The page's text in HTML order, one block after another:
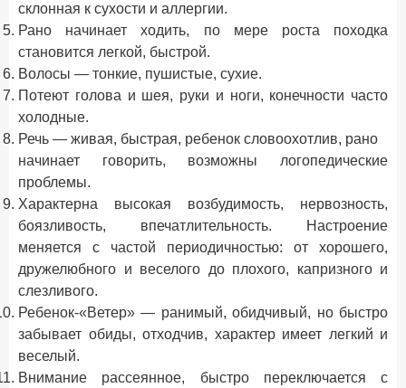
склонная к сухости и аллергии.
Рано начинает ходить, по мере роста походка
становится легкой, быстрой.
Волосы — тонкие, пушистые, сухие.
Потеют голова и шея, руки и ноги, конечности часто
холодные.
Речь — живая, быстрая, ребенок словоохотлив, рано
начинает говорить, возможны логопедические
проблемы.
Характерна высокая возбудимость, нервозность,
боязливость, впечатлительность. Настроение
меняется с частой периодичностью: от хорошего,
дружелюбного и веселого до плохого, капризного и
слезливого.
Ребенок-«Ветер» — ранимый, обидчивый, но быстро
забывает обиды, отходчив, характер имеет легкий и
веселый.
Внимание рассеянное, быстро переключается с